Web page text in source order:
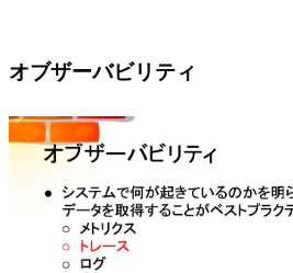
オブザーバビリティ